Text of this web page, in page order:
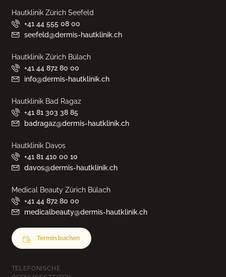
Hautklinik Zürich Seefeld
+41 44 555 08 00
seefeld@dermis-hautklinik.ch
Hautklinik Zürich Bülach
+41 44 872 80 00
info@dermis-hautklinik.ch
Hautklinik Bad Ragaz
+41 81 303 38 85
badragaz@dermis-hautklinik.ch
Hautklinik Davos
+41 81 410 00 10
davos@dermis-hautklinik.ch
Medical Beauty Zürich Bülach
+41 44 872 80 00
medicalbeauty@dermis-hautklinik.ch
Termin buchen
TELEFONISCHE